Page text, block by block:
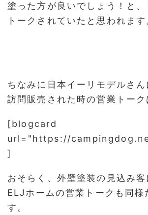
塗った方が良いでしょう！と
トークされていたと思われます
ちなみに日本イーリモデルさん
訪問販売された時の営業トーク
[blogcard
url="https://
]
おそらく、外壁塗装の見込み客
ELJホームの営業トークも同様
す。